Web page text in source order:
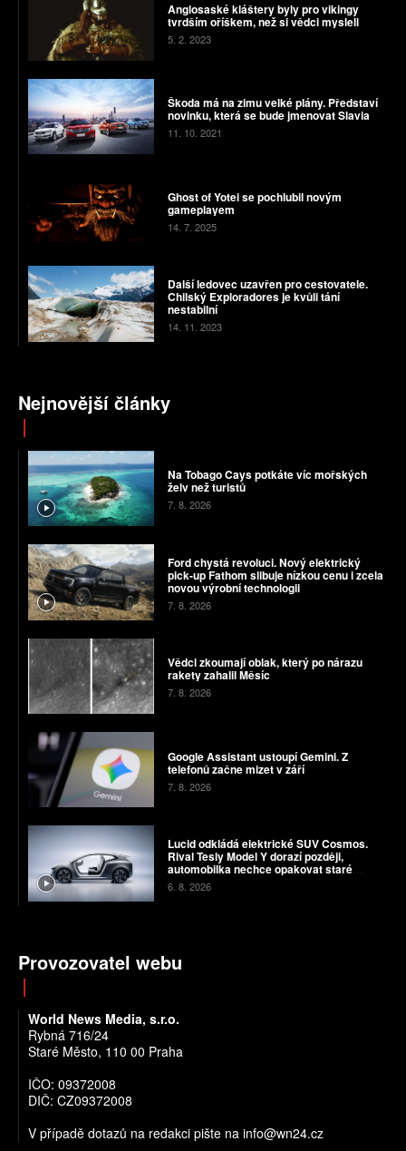
Anglosaské kláštery byly pro vikingy
tvrdším oříškem, než si vědci mysleli
5. 2. 2023
Škoda má na zimu velké plány. Představí
novinku, která se bude jmenovat Slavia
11. 10. 2021
Ghost of Yotei se pochlubil novým
gameplayem
14. 7. 2025
Další ledovec uzavřen pro cestovatele.
Chilský Exploradores je kvůli tání
nestabilní
14. 11. 2023
Nejnovější články
Na Tobago Cays potkáte víc mořských
želv než turistů
7. 8. 2026
Ford chystá revoluci. Nový elektrický
pick-up Fathom slibuje nízkou cenu i zcela
novou výrobní technologii
7. 8. 2026
Vědci zkoumají oblak, který po nárazu
rakety zahalil Měsíc
7. 8. 2026
Google Assistant ustoupí Gemini. Z
telefonů začne mizet v září
7. 8. 2026
Lucid odkládá elektrické SUV Cosmos.
Rival Tesly Model Y dorazí později,
automobilka nechce opakovat staré
chyby
6. 8. 2026
Provozovatel webu
World News Media, s.r.o.
Rybná 716/24
Staré Město, 110 00 Praha
IČO: 09372008
DIČ: CZ09372008
V případě dotazů na redakci pište na info@wn24.cz